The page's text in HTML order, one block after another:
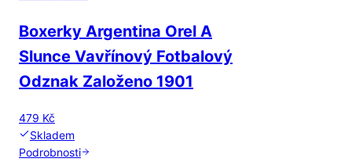
Boxerky Argentina Orel A
Slunce Vavřínový Fotbalový
Odznak Založeno 1901
479 Kč
Skladem
Podrobnosti